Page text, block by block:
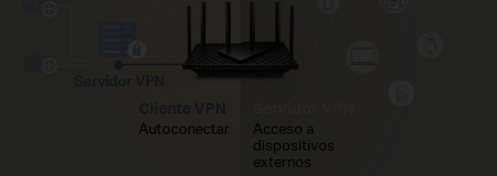
Autoconectar
Acceso a
dispositivos
externos